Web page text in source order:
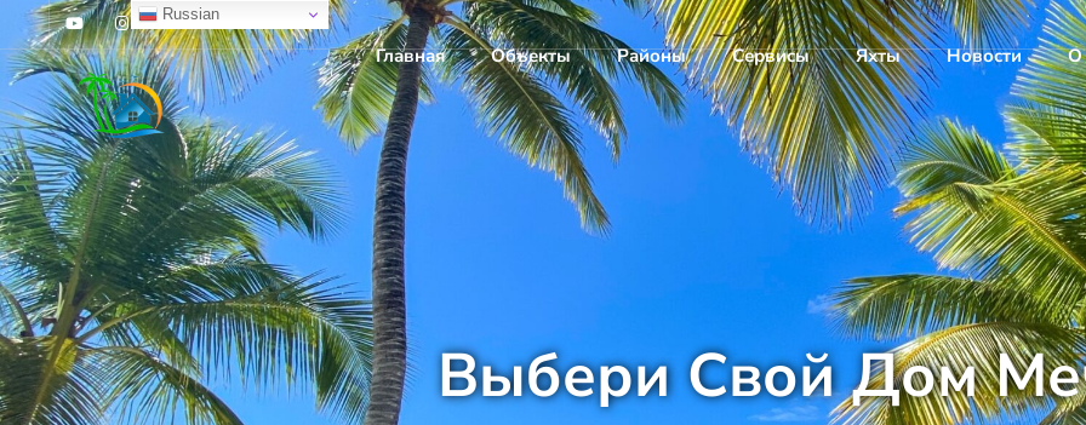
Главная Объекты Районы Сервисы Яхты Новости О
Выбери Свой Дом
Russian